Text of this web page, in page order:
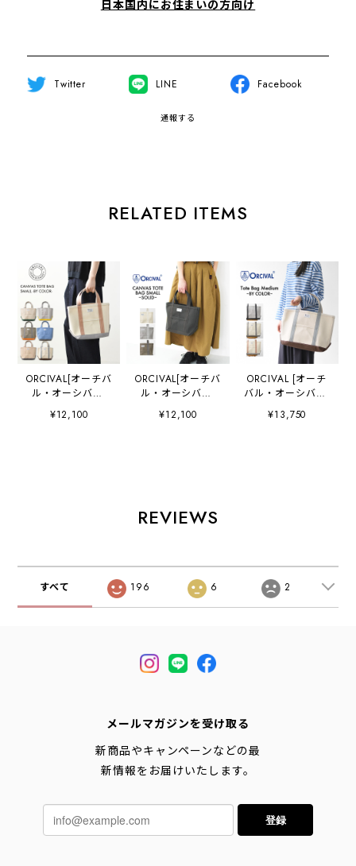
日本国内にお住まいの方向け
Twitter LINE Facebook
通報する
RELATED ITEMS
ORCIVAL[オーチバ
ル・オーシバル]
CANVAS TOTE
BAG SMALL-BY
LADY'S [2026SS]
¥12,100
ORCIVAL[オーチバ
ル・オーシバル]
CANVAS TOTE
BAG SMALL -
グ・エコバッグ・
ショッピングバッ
¥12,100
ORCIVAL [オーチ
バル・オーシバル]
Tote Bag Medium
-BY COLOR- [OR-
LADY'S [2026SS]
¥13,750
REVIEWS
すべて 196 6 2
メールマガジンを受け取る
新商品やキャンペーンなどの最
新情報をお届けいたします。
登録